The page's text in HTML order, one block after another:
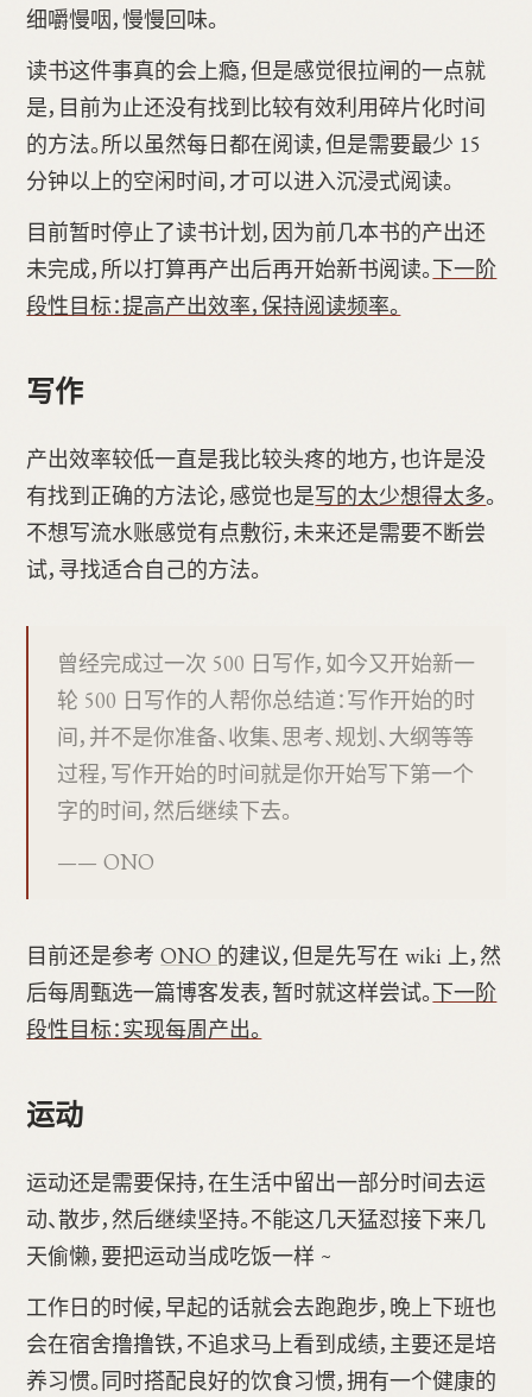
细嚼慢咽，慢慢回味。
读书这件事真的会上瘾，但是感觉很拉闸的一点就
是，目前为止还没有找到比较有效利用碎片化时间
的方法。所以虽然每日都在阅读，但是需要最少 15
分钟以上的空闲时间，才可以进入沉浸式阅读。
目前暂时停止了读书计划，因为前几本书的产出还
未完成，所以打算再产出后再开始新书阅读。下一阶
段性目标：提高产出效率，保持阅读频率。
写作
产出效率较低一直是我比较头疼的地方，也许是没
有找到正确的方法论，感觉也是写的太少想得太多。
不想写流水账感觉有点敷衍，未来还是需要不断尝
试，寻找适合自己的方法。
曾经完成过一次 500 日写作，如今又开始新一
轮 500 日写作的人帮你总结道：写作开始的时
间，并不是你准备、收集、思考、规划、大纲等等
过程，写作开始的时间就是你开始写下第一个
字的时间，然后继续下去。
—— ONO
目前还是参考ONO 的建议，但是先写在 wiki 上，然
后每周甄选一篇博客发表，暂时就这样尝试。下一阶
段性目标：实现每周产出。
运动
运动还是需要保持，在生活中留出一部分时间去运
动、散步，然后继续坚持。不能这几天猛怼接下来几
天偷懒，要把运动当成吃饭一样 ~
工作日的时候，早起的话就会去跑跑步，晚上下班也
会在宿舍撸撸铁，不追求马上看到成绩，主要还是培
养习惯。同时搭配良好的饮食习惯，拥有一个健康的